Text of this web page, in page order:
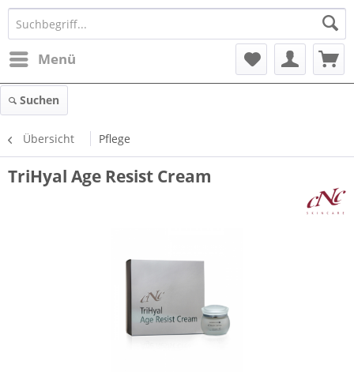
Menü
Suchen
Übersicht Pflege
TriHyal Age Resist Cream